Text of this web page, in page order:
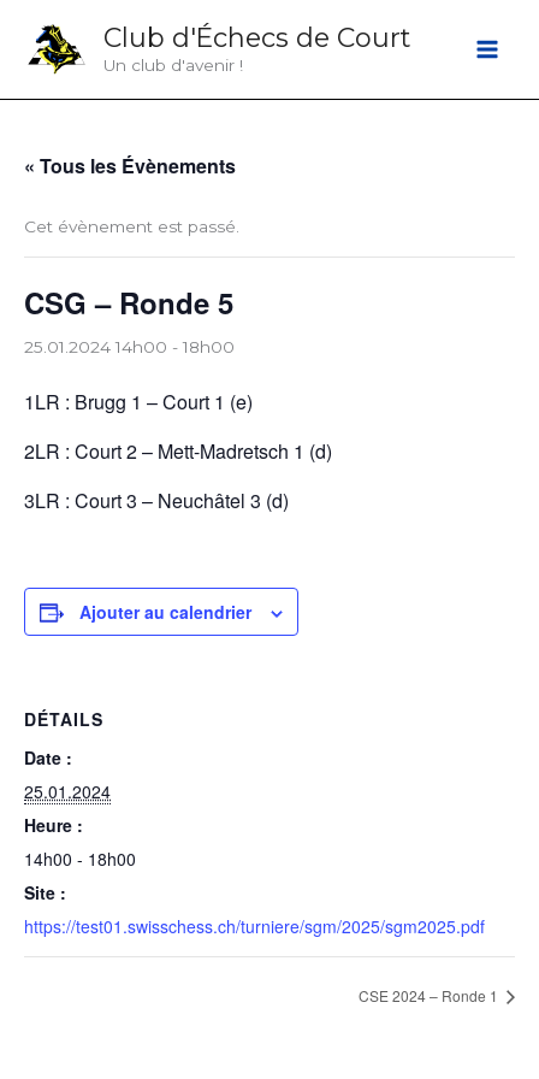
contenu
Club d'Échecs de Court
Un club d'avenir !
« Tous les Évènements
Cet évènement est passé.
CSG – Ronde 5
25.01.2024 14h00 -18h00
1LR : Brugg 1 – Court 1 (e)
2LR : Court 2 – Mett-Madretsch 1 (d)
3LR : Court 3 – Neuchâtel 3 (d)
Ajouter au calendrier
DÉTAILS
Date :
25.01.2024
Heure :
14h00 - 18h00
Site :
https://test01.swisschess.ch/turniere/sgm/2025/sgm2025.pdf
CSE 2024 – Ronde 1